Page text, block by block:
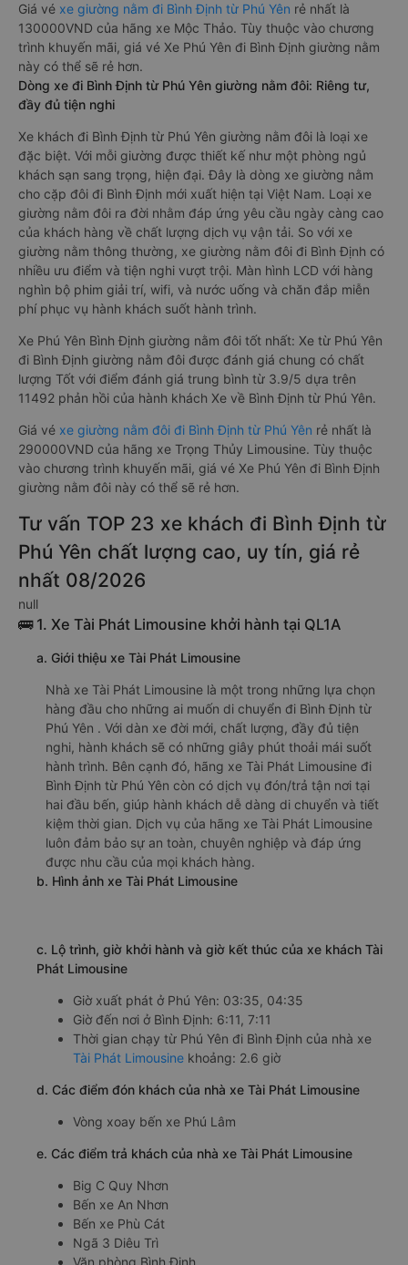
Giá vé xe giường nằm đi Bình Định từ Phú Yên rẻ nhất là
130000VND của hãng xe Mộc Thảo. Tùy thuộc vào chương
trình khuyến mãi, giá vé Xe Phú Yên đi Bình Định giường nằm
này có thể sẽ rẻ hơn.
Dòng xe đi Bình Định từ Phú Yên giường nằm đôi: Riêng tư,
đầy đủ tiện nghi
Xe khách đi Bình Định từ Phú Yên giường nằm đôi là loại xe
đặc biệt. Với mỗi giường được thiết kế như một phòng ngủ
khách sạn sang trọng, hiện đại. Đây là dòng xe giường nằm
cho cặp đôi đi Bình Định mới xuất hiện tại Việt Nam. Loại xe
giường nằm đôi ra đời nhằm đáp ứng yêu cầu ngày càng cao
của khách hàng về chất lượng dịch vụ vận tải. So với xe
giường nằm thông thường, xe giường nằm đôi đi Bình Định có
nhiều ưu điểm và tiện nghi vượt trội. Màn hình LCD với hàng
nghìn bộ phim giải trí, wifi, và nước uống và chăn đắp miễn
phí phục vụ hành khách suốt hành trình.
Xe Phú Yên Bình Định giường nằm đôi tốt nhất: Xe từ Phú Yên
đi Bình Định giường nằm đôi được đánh giá chung có chất
lượng Tốt với điểm đánh giá trung bình từ 3.9/5 dựa trên
11492 phản hồi của hành khách Xe về Bình Định từ Phú Yên.
Giá vé xe giường nằm đôi đi Bình Định từ Phú Yên rẻ nhất là
290000VND của hãng xe Trọng Thủy Limousine. Tùy thuộc
vào chương trình khuyến mãi, giá vé Xe Phú Yên đi Bình Định
giường nằm đôi này có thể sẽ rẻ hơn.
Tư vấn TOP 23 xe khách đi Bình Định từ
Phú Yên chất lượng cao, uy tín, giá rẻ
nhất 08/2026
null
🚌 1. Xe Tài Phát Limousine khởi hành tại QL1A
a. Giới thiệu xe Tài Phát Limousine
Nhà xe Tài Phát Limousine là một trong những lựa chọn
hàng đầu cho những ai muốn di chuyển đi Bình Định từ
Phú Yên . Với dàn xe đời mới, chất lượng, đầy đủ tiện
nghi, hành khách sẽ có những giây phút thoải mái suốt
hành trình. Bên cạnh đó, hãng xe Tài Phát Limousine đi
Bình Định từ Phú Yên còn có dịch vụ đón/trả tận nơi tại
hai đầu bến, giúp hành khách dễ dàng di chuyển và tiết
kiệm thời gian. Dịch vụ của hãng xe Tài Phát Limousine
luôn đảm bảo sự an toàn, chuyên nghiệp và đáp ứng
được nhu cầu của mọi khách hàng.
b. Hình ảnh xe Tài Phát Limousine
c. Lộ trình, giờ khởi hành và giờ kết thúc của xe khách Tài
Phát Limousine
Giờ xuất phát ở Phú Yên: 03:35, 04:35
Giờ đến nơi ở Bình Định: 6:11, 7:11
Thời gian chạy từ Phú Yên đi Bình Định của nhà xe
Tài Phát Limousine khoảng: 2.6 giờ
d. Các điểm đón khách của nhà xe Tài Phát Limousine
Vòng xoay bến xe Phú Lâm
e. Các điểm trả khách của nhà xe Tài Phát Limousine
Big C Quy Nhơn
Bến xe An Nhơn
Bến xe Phù Cát
Ngã 3 Diêu Trì
Văn phòng Bình Định